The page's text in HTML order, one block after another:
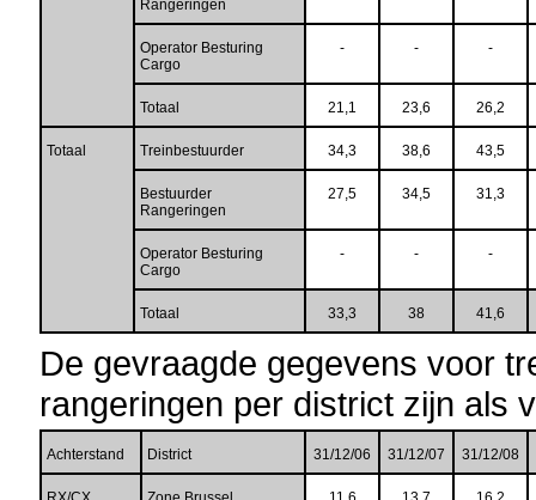
Rangeringen
Operator Besturing
Cargo
- - -
Totaal 21,1 23,6 26,2
Totaal Treinbestuurder 34,3 38,6 43,5
Bestuurder
Rangeringen
27,5 34,5 31,3
Operator Besturing
Cargo
- - -
Totaal 33,3 38 41,6
De gevraagde gegevens voor
rangeringen per district zijn als
Achterstand District 31/12/06 31/12/07 31/12/08